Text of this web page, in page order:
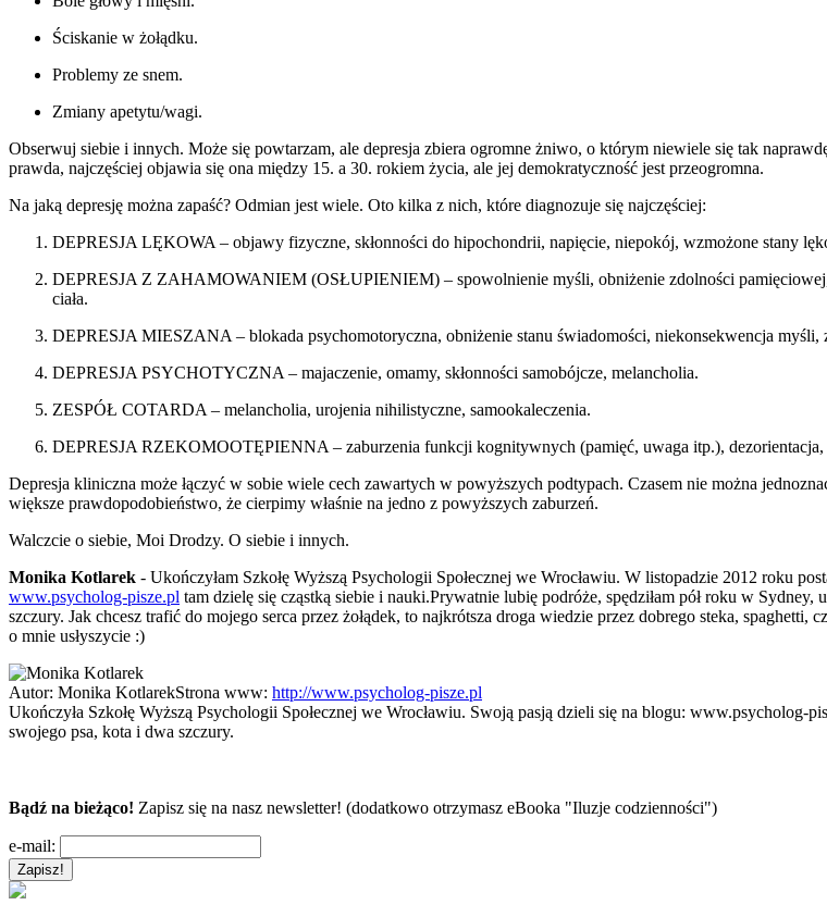
Ściskanie w żołądku.
Problemy ze snem.
Zmiany apetytu/wagi.
Obserwuj siebie i innych. Może się powtarzam, ale depresja zbiera ogromne żniwo, o którym niewiele się tak
prawda, najczęściej objawia się ona między 15. a 30. rokiem życia, ale jej demokratyczność jest przeogromna.
Na jaką depresję można zapaść? Odmian jest wiele. Oto kilka z nich, które diagnozuje się najczęściej:
DEPRESJA LĘKOWA – objawy fizyczne, skłonności do hipochondrii, napięcie, niepokój, wzmożone stany
DEPRESJA Z ZAHAMOWANIEM (OSŁUPIENIEM) – spowolnienie myśli, obniżenie zdolności
ciała.
DEPRESJA MIESZANA – blokada psychomotoryczna, obniżenie stanu świadomości, niekonsekwencja
DEPRESJA PSYCHOTYCZNA – majaczenie, omamy, skłonności samobójcze, melancholia.
ZESPÓŁ COTARDA – melancholia, urojenia nihilistyczne, samookaleczenia.
DEPRESJA RZEKOMOOTĘPIENNA – zaburzenia funkcji kognitywnych (pamięć, uwaga itp.), dezorientacja,
Depresja kliniczna może łączyć w sobie wiele cech zawartych w powyższych podtypach. Czasem nie można
większe prawdopodobieństwo, że cierpimy właśnie na jedno z powyższych zaburzeń.
Walczcie o siebie, Moi Drodzy. O siebie i innych.
Monika Kotlarek - Ukończyłam Szkołę Wyższą Psychologii Społecznej we Wrocławiu. W listopadzie 2012 roku
www.psycholog-pisze.pl tam dzielę się cząstką siebie i nauki.Prywatnie lubię podróże, spędziłam pół roku w
szczury. Jak chcesz trafić do mojego serca przez żołądek, to najkrótsza droga wiedzie przez dobrego steka,
o mnie usłyszycie :)
Autor: Monika KotlarekStrona www: http://www.psycholog-pisze.pl
Ukończyła Szkołę Wyższą Psychologii Społecznej we Wrocławiu. Swoją pasją dzieli się na blogu:
swojego psa, kota i dwa szczury.
Bądź na bieżąco! Zapisz się na nasz newsletter! (dodatkowo otrzymasz eBooka "Iluzje codzienności")
e-mail: